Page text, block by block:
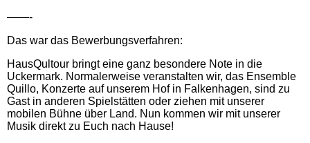
——-
Das war das Bewerbungsverfahren:
HausQultour bringt eine ganz besondere Note in die
Uckermark. Normalerweise veranstalten wir, das Ensemble
Quillo, Konzerte auf unserem Hof in Falkenhagen, sind zu
Gast in anderen Spielstätten oder ziehen mit unserer
mobilen Bühne über Land. Nun kommen wir mit unserer
Musik direkt zu Euch nach Hause!